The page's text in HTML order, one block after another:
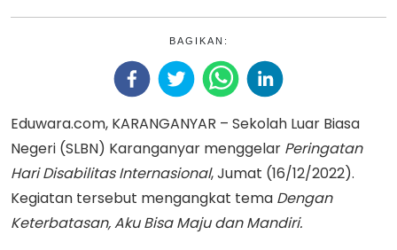
BAGIKAN:
Eduwara.com, KARANGANYAR – Sekolah Luar Biasa
Negeri (SLBN) Karanganyar menggelar Peringatan
Hari Disabilitas Internasional, Jumat (16/12/2022).
Kegiatan tersebut mengangkat tema Dengan
Keterbatasan, Aku Bisa Maju dan Mandiri.